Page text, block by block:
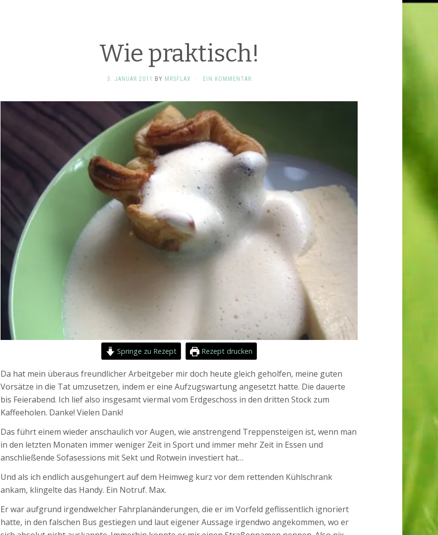
Wie praktisch!
3. JANUAR 2011 BY MRSFLAX · EIN KOMMENTAR
Springe zu Rezept Rezept drucken
Da hat mein überaus freundlicher Arbeitgeber mir doch heute gleich geholfen, meine guten
Vorsätze in die Tat umzusetzen, indem er eine Aufzugswartung angesetzt hatte. Die dauerte
bis Feierabend. Ich lief also insgesamt viermal vom Erdgeschoss in den dritten Stock zum
Kaffeeholen. Danke! Vielen Dank!
Das führt einem wieder anschaulich vor Augen, wie anstrengend Treppensteigen ist, wenn man
in den letzten Monaten immer weniger Zeit in Sport und immer mehr Zeit in Essen und
anschließende Sofasessions mit Sekt und Rotwein investiert hat…
Und als ich endlich ausgehungert auf dem Heimweg kurz vor dem rettenden Kühlschrank
ankam, klingelte das Handy. Ein Notruf. Max.
Er war aufgrund irgendwelcher Fahrplanänderungen, die er im Vorfeld geflissentlich ignoriert
hatte, in den falschen Bus gestiegen und laut eigener Aussage irgendwo angekommen, wo er